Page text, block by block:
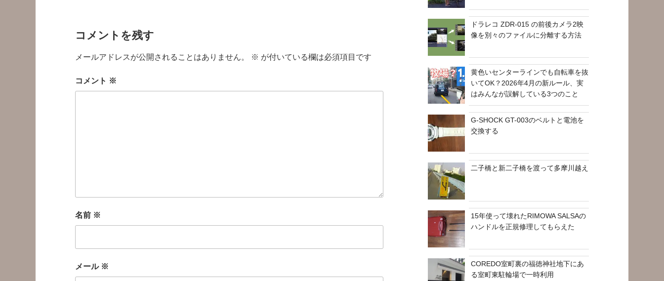
コメントを残す
メールアドレスが公開されることはありません。 ※ が付いている欄は必須項目です
コメント ※
名前 ※
メール ※
ドラレコ ZDR-015 の前後カメラ2映
像を別々のファイルに分離する方法
黄色いセンターラインでも自転車を抜
いてOK？2026年4月の新ルール、実
はみんなが誤解している3つのこと
G-SHOCK GT-003のベルトと電池を
交換する
二子橋と新二子橋を渡って多摩川越え
15年使って壊れたRIMOWA SALSAの
ハンドルを正規修理してもらえた
COREDO室町裏の福徳神社地下にあ
る室町東駐輪場で一時利用